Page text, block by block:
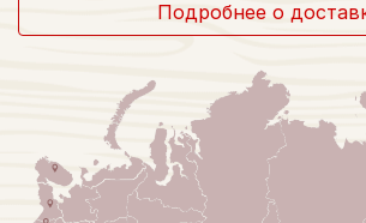
Подробнее о